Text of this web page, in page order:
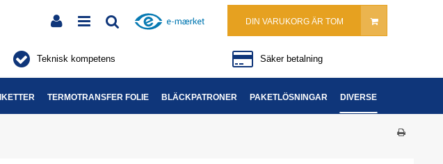
DIN VARUKORG ÄR TOM
Teknisk kompetens Säker betalning
TERMOTRANSFER FOLIE BLÄCKPATRONER PAKETLÖSNINGAR DIVERSE